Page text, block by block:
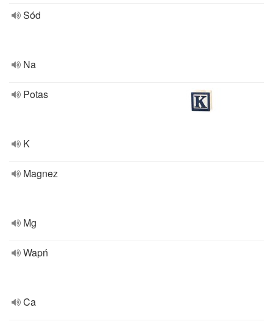
Sód
Na
Potas
K
Magnez
Mg
Wapń
Ca